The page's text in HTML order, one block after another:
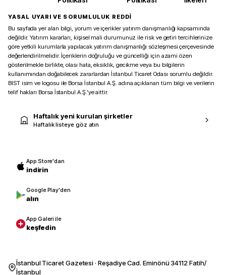
YASAL UYARI VE SORUMLULUK REDDİ
Bu sayfada yer alan bilgi, yorum ve içerikler yatırım danışmanlığı kapsamında
değildir. Yatırım kararları, kişisel mali durumunuz ile risk ve getiri tercihlerinize
göre yetkili kurumlarla yapılacak yatırım danışmanlığı sözleşmesi çerçevesinde
değerlendirilmelidir. İçeriklerin doğruluğu ve güncelliği için azami özen
gösterilmekle birlikte, olası hata, eksiklik, gecikme veya bu bilgilerin
kullanımından doğabilecek zararlardan İstanbul Ticaret Odası sorumlu değildir.
BIST isim ve logosu ile Borsa İstanbul A.Ş. adına açıklanan tüm bilgi ve verilerin
telif hakları Borsa İstanbul A.Ş.’ye aittir.
Haftalık yeni kurulan şirketler
Haftalık listeye göz atın
App Store'dan
indirin
Google Play'den
alın
App Galeri ile
keşfedin
İstanbul Ticaret Gazetesi · Reşadiye Cad. Eminönü 34112 Fatih/
İstanbul